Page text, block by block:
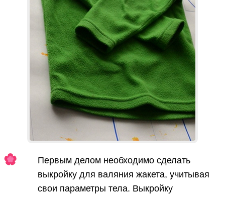
Первым делом необходимо сделать
выкройку для валяния жакета, учитывая
свои параметры тела. Выкройку